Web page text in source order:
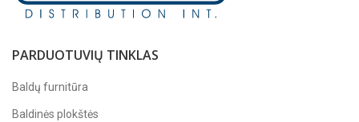
PARDUOTUVIŲ TINKLAS
Baldų furnitūra
Baldinės plokštės